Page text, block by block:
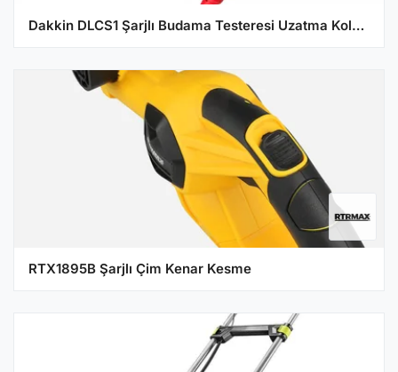
Dakkin DLCS1 Şarjlı Budama Testeresi Uzatma Kolu Seti
RTX1895B Şarjlı Çim Kenar Kesme